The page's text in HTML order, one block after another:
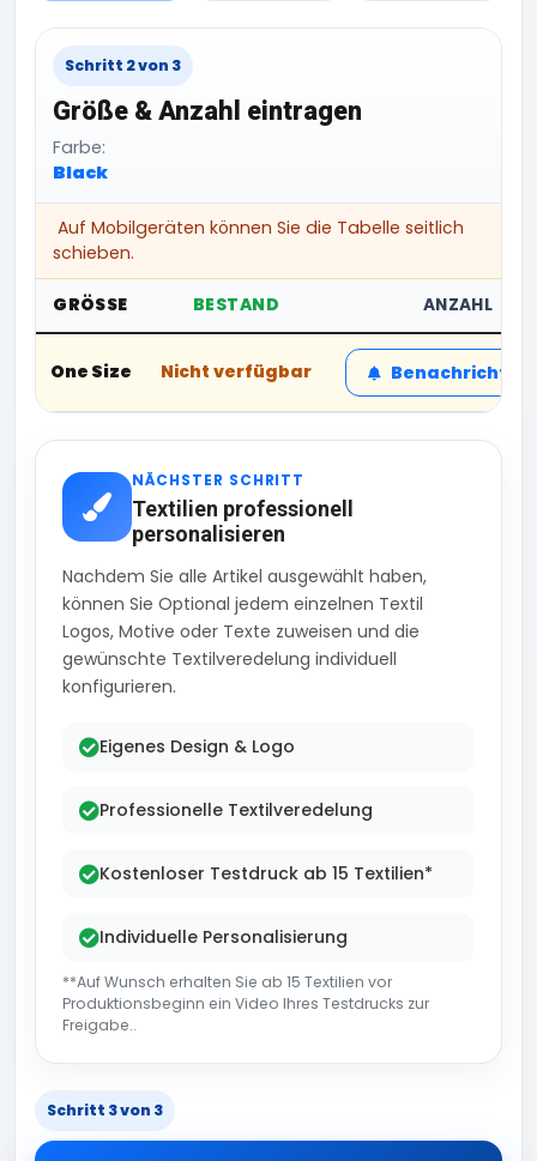
Schritt 2 von 3
Größe & Anzahl eintragen
Farbe:
Black
Auf Mobilgeräten können Sie die Tabelle seitlich
schieben.
GRÖSSE BESTAND ANZAHL
One Size Nicht verfügbar
NÄCHSTER SCHRITT
Textilien professionell
personalisieren
Nachdem Sie alle Artikel ausgewählt haben,
können Sie Optional jedem einzelnen Textil
Logos, Motive oder Texte zuweisen und die
gewünschte Textilveredelung individuell
konfigurieren.
Eigenes Design & Logo
Professionelle Textilveredelung
Kostenloser Testdruck ab 15 Textilien*
Individuelle Personalisierung
**Auf Wunsch erhalten Sie ab 15 Textilien vor
Produktionsbeginn ein Video Ihres Testdrucks zur
Freigabe..
Schritt 3 von 3